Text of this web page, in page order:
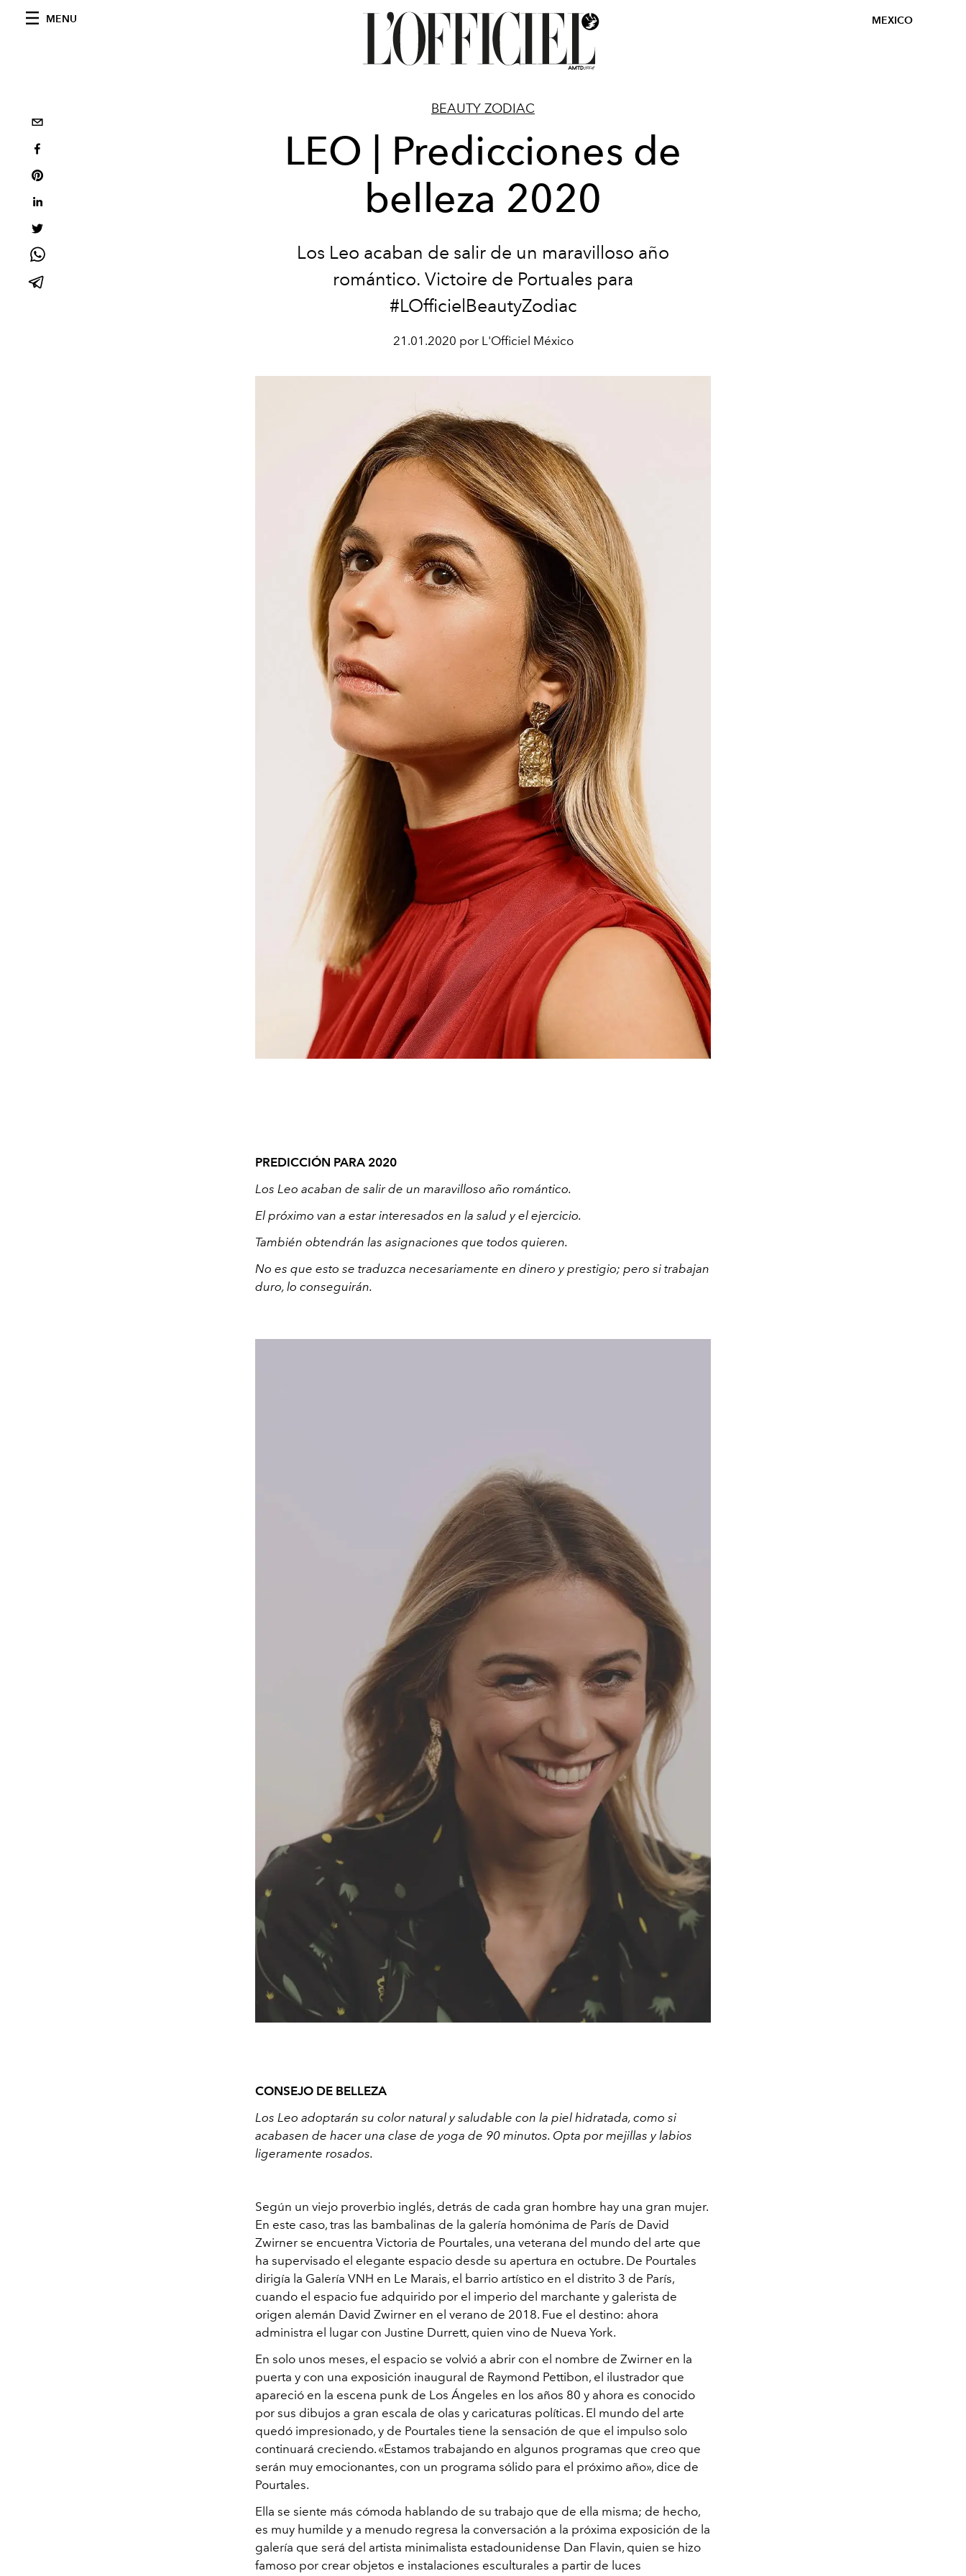
MENU MEXICO
BEAUTY ZODIAC
LEO | Predicciones de
belleza 2020
Los Leo acaban de salir de un maravilloso año
romántico. Victoire de Portuales para
#LOfficielBeautyZodiac
21.01.2020 por L'Officiel México
PREDICCIÓN PARA 2020
Los Leo acaban de salir de un maravilloso año romántico.
El próximo van a estar interesados ​​en la salud y el ejercicio.
También obtendrán las asignaciones que todos quieren.
No es que esto se traduzca necesariamente en dinero y prestigio; pero si trabajan
duro, lo conseguirán.
CONSEJO DE BELLEZA
Los Leo adoptarán su color natural y saludable con la piel hidratada, como si
acabasen de hacer una clase de yoga de 90 minutos. Opta por mejillas y labios
ligeramente rosados.
Según un viejo proverbio inglés, detrás de cada gran hombre hay una gran mujer.
En este caso, tras las bambalinas de la galería homónima de París de David
Zwirner se encuentra Victoria de Pourtales, una veterana del mundo del arte que
ha supervisado el elegante espacio desde su apertura en octubre. De Pourtales
dirigía la Galería VNH en Le Marais, el barrio artístico en el distrito 3 de París,
cuando el espacio fue adquirido por el imperio del marchante y galerista de
origen alemán David Zwirner en el verano de 2018. Fue el destino: ahora
administra el lugar con Justine Durrett, quien vino de Nueva York.
En solo unos meses, el espacio se volvió a abrir con el nombre de Zwirner en la
puerta y con una exposición inaugural de Raymond Pettibon, el ilustrador que
apareció en la escena punk de Los Ángeles en los años 80 y ahora es conocido
por sus dibujos a gran escala de olas y caricaturas políticas. El mundo del arte
quedó impresionado, y de Pourtales tiene la sensación de que el impulso solo
continuará creciendo. «Estamos trabajando en algunos programas que creo que
serán muy emocionantes, con un programa sólido para el próximo año», dice de
Pourtales.
Ella se siente más cómoda hablando de su trabajo que de ella misma; de hecho,
es muy humilde y a menudo regresa la conversación a la próxima exposición de la
galería que será del artista minimalista estadounidense Dan Flavin, quien se hizo
famoso por crear objetos e instalaciones esculturales a partir de luces